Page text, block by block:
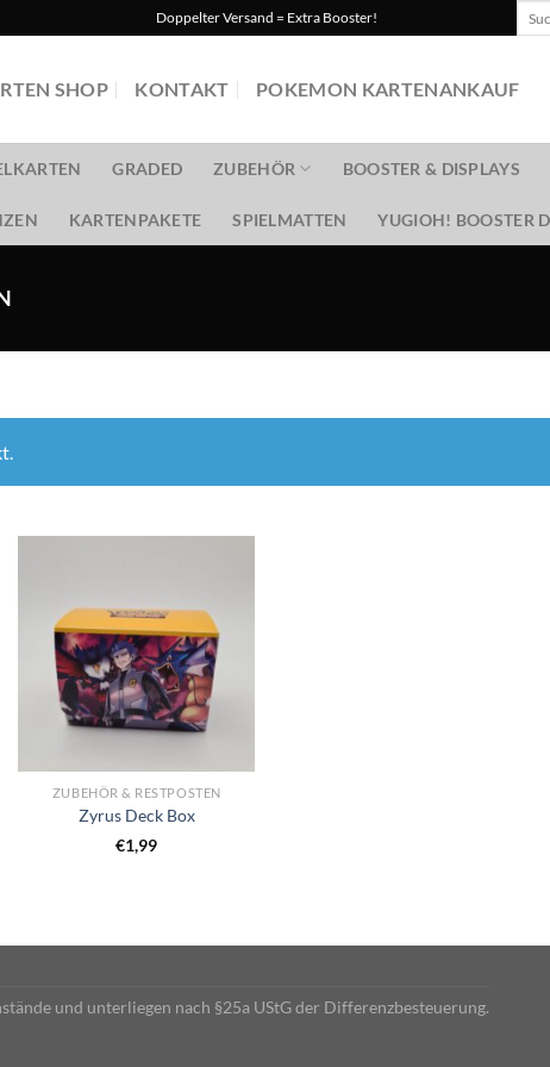
Doppelter Versand = Extra Booster!
SHOP KONTAKT POKEMON KARTENANKAUF
GRADED ZUBEHÖR BOOSTER & DISPLAYS
KARTENPAKETE SPIELMATTEN YUGIOH! BOOSTER
ZUBEHÖR & RESTPOSTEN
Zyrus Deck Box
€1,99
und unterliegen nach §25a UStG der Differenzbesteuerung.